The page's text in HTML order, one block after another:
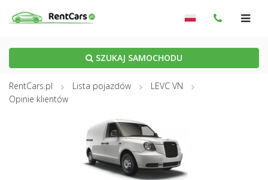
SZUKAJ SAMOCHODU
RentCars.pl Lista pojazdów
LEVC VN
Opinie klientów